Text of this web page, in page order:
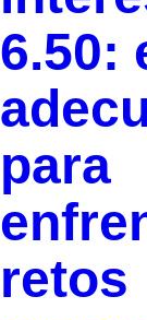
6.50:
para
retos